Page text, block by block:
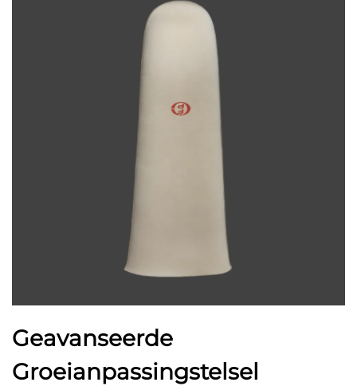
Geavanseerde
Groeianpassingstelsel